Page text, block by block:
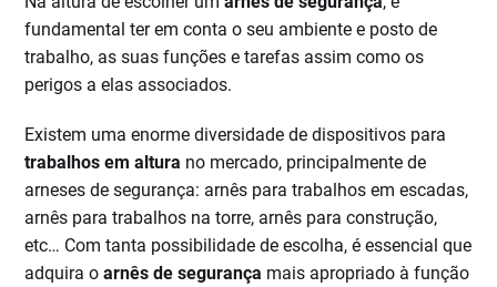
fundamental ter em conta o seu ambiente e posto de
trabalho, as suas funções e tarefas assim como os
perigos a elas associados.
Existem uma enorme diversidade de dispositivos para
trabalhos em altura no mercado, principalmente de
arneses de segurança: arnês para trabalhos em escadas,
arnês para trabalhos na torre, arnês para construção,
etc… Com tanta possibilidade de escolha, é essencial que
adquira oarnês de segurança mais apropriado à função